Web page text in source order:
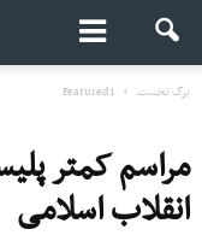
برگ نخست Featured1
مراسم کمتر
انقلاب اسلامی